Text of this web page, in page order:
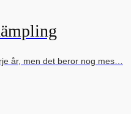
år, men det beror nog mes…